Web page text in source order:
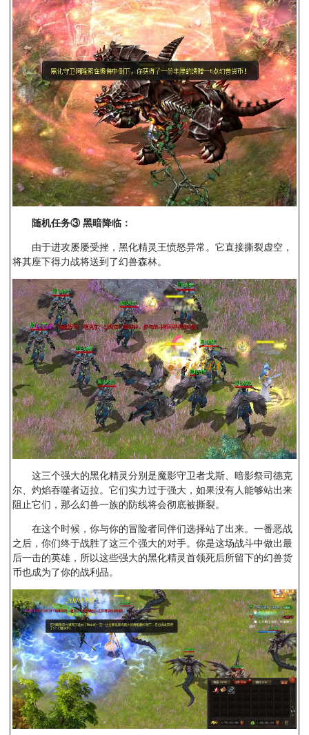
随机任务③ 黑暗降临：
由于进攻屡屡受挫，黑化精灵王愤怒异常。它直接撕裂虚空，
将其座下得力战将送到了幻兽森林。
这三个强大的黑化精灵分别是魔影守卫者戈斯、暗影祭司德克
尔、灼焰吞噬者迈拉。它们实力过于强大，如果没有人能够站出来
阻止它们，那么幻兽一族的防线将会彻底被撕裂。
在这个时候，你与你的冒险者同伴们选择站了出来。一番恶战
之后，你们终于战胜了这三个强大的对手。你是这场战斗中做出最
后一击的英雄，所以这些强大的黑化精灵首领死后所留下的幻兽货
币也成为了你的战利品。